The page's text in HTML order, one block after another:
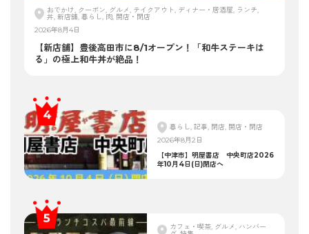
おでかけ, クーポン, グルメ, テイクアウト, ディナー・居酒屋, ランチ,
丼, 新店舗, 暮らし, 肉, 開店・閉店
2026年8月4日
【新店舗】豊後高田市に8/1オープン！「和牛ステーキは
る」の極上和牛丼が絶品！
暮らし, 記事, 閉店, 開店・閉店
2026年8月2日
【中津市】明屋書店 中央町店2026
年10月4日(日)閉店へ
カフェ・喫茶, グルメ, ハンバー